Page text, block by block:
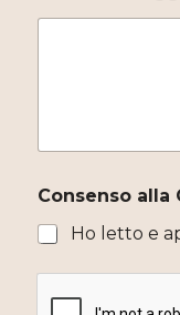
Consenso alla
Ho letto e